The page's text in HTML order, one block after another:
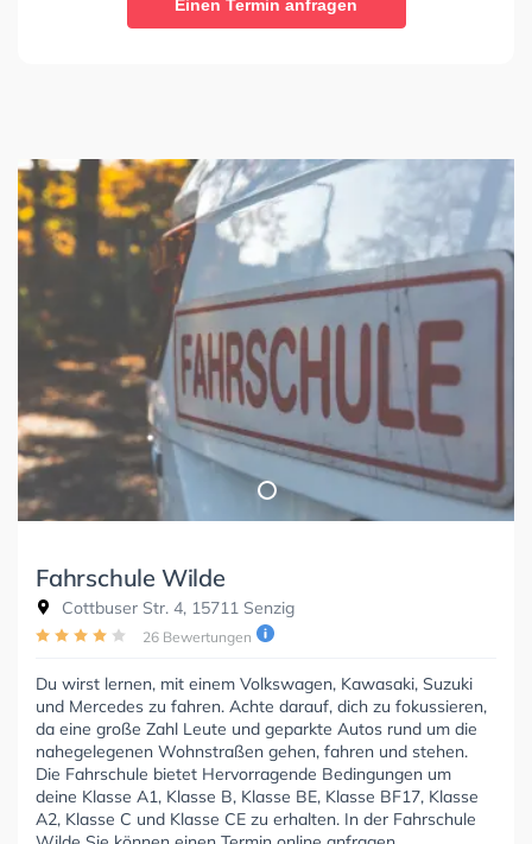
Einen Termin anfragen
Fahrschule Wilde
Cottbuser Str. 4, 15711 Senzig
26 Bewertungen
Du wirst lernen, mit einem Volkswagen, Kawasaki, Suzuki
und Mercedes zu fahren. Achte darauf, dich zu fokussieren,
da eine große Zahl Leute und geparkte Autos rund um die
nahegelegenen Wohnstraßen gehen, fahren und stehen.
Die Fahrschule bietet Hervorragende Bedingungen um
deine Klasse A1, Klasse B, Klasse BE, Klasse BF17, Klasse
A2, Klasse C und Klasse CE zu erhalten. In der Fahrschule